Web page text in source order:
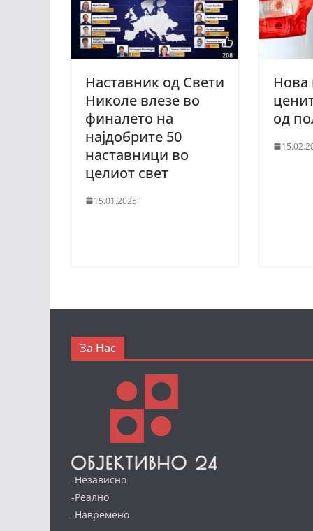
Наставник од Свети
Николе влезе во
финалето на
најдобрите 50
наставници во
целиот свет
15.01.2025
Нова
од
За Нас
-Независно
-Реално
-Навремено